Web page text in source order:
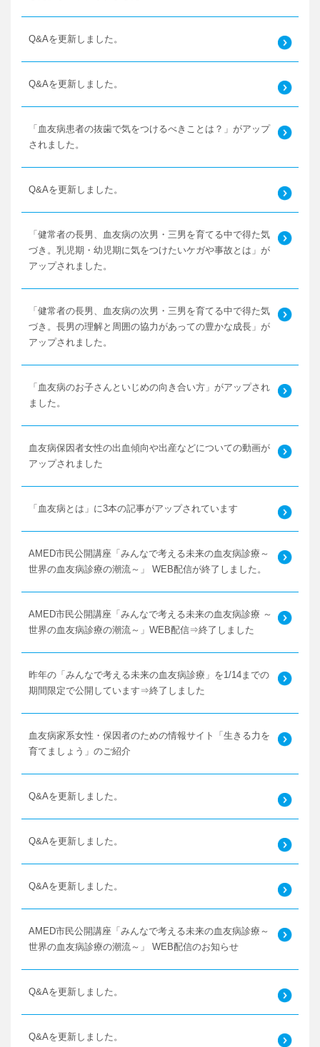
Q&Aを更新しました。
Q&Aを更新しました。
「血友病患者の抜歯で気をつけるべきことは？」がアップ
されました。
Q&Aを更新しました。
「健常者の長男、血友病の次男・三男を育てる中で得た気
づき。乳児期・幼児期に気をつけたいケガや事故とは」が
アップされました。
「健常者の長男、血友病の次男・三男を育てる中で得た気
づき。長男の理解と周囲の協力があっての豊かな成長」が
アップされました。
「血友病のお子さんといじめの向き合い方」がアップされ
ました。
血友病保因者女性の出血傾向や出産などについての動画が
アップされました
「血友病とは」に3本の記事がアップされています
AMED市民公開講座「みんなで考える未来の血友病診療～
世界の血友病診療の潮流～」 WEB配信が終了しました。
AMED市民公開講座「みんなで考える未来の血友病診療 ～
世界の血友病診療の潮流～」WEB配信⇒終了しました
昨年の「みんなで考える未来の血友病診療」を1/14までの
期間限定で公開しています⇒終了しました
血友病家系女性・保因者のための情報サイト「生きる力を
育てましょう」のご紹介
Q&Aを更新しました。
Q&Aを更新しました。
Q&Aを更新しました。
AMED市民公開講座「みんなで考える未来の血友病診療～
世界の血友病診療の潮流～」 WEB配信のお知らせ
Q&Aを更新しました。
Q&Aを更新しました。